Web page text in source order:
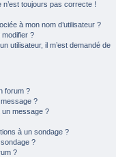
n’est toujours pas correcte !
à mon nom d’utilisateur ?
?
utilisateur, il m’est demandé de
forum ?
?
un message ?
à un sondage ?
?
?